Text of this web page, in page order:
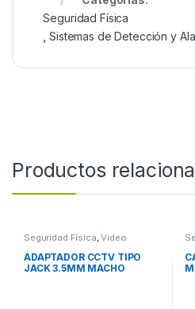
Seguridad Física
,Sistemas de Detección y
Productos
Seguridad Física ,Video
Vigilancia
ADAPTADOR CCTV TIPO
JACK 3.5MM MACHO